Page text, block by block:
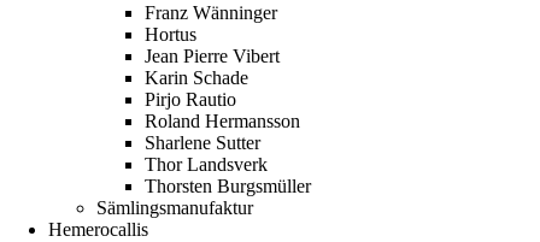
Franz Wänninger
Hortus
Jean Pierre Vibert
Karin Schade
Pirjo Rautio
Roland Hermansson
Sharlene Sutter
Thor Landsverk
Thorsten Burgsmüller
Sämlingsmanufaktur
Hemerocallis